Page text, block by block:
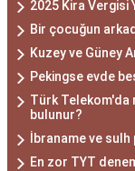
2025 Kira Vergisi
Bir çocuğun
Kuzey ve Güney
Pekingse evde
Türk Telekom'da
bulunur?
İbraname ve
En zor TYT